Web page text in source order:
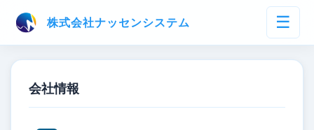
株式会社ナッセンシステム ☰
会社情報